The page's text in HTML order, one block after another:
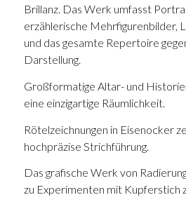
Brillanz. Das Werk umfasst
erzählerische Mehrfigurenbilder,
und das gesamte Repertoire
Darstellung.
Großformatige Altar- und
eine einzigartige Räumlichkeit.
Rötelzeichnungen in Eisenocker
hochpräzise Strichführung.
Das grafische Werk von
zu Experimenten mit Kupferstich